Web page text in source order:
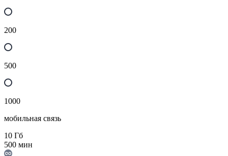
200
500
1000
мобильная связь
10 Гб
500 мин